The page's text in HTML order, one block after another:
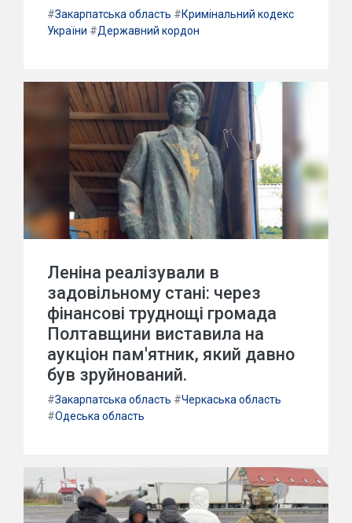
#Закарпатська область #Кримінальний кодекс
України #Державний кордон
Леніна реалізували в
задовільному стані: через
фінансові труднощі громада
Полтавщини виставила на
аукціон пам'ятник, який давно
був зруйнований.
#Закарпатська область #Черкаська область
#Одеська область